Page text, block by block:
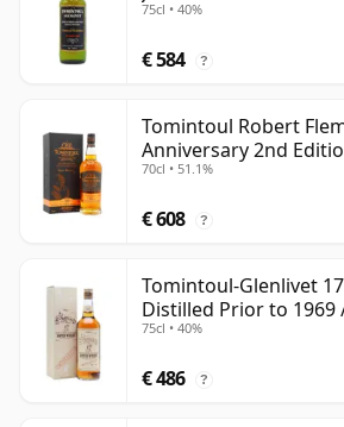
75cl • 40%
€ 584 ?
Tomintoul Robert
Anniversary 2nd
oud
70cl • 51.1%
€ 608 ?
Tomintoul-Glenlivet
Distilled Prior to 1969
75cl • 40%
€ 486 ?